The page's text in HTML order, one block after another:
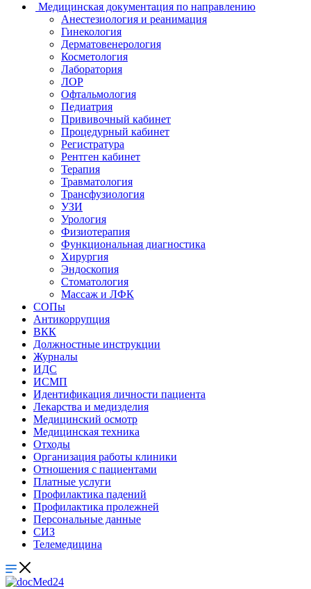
Медицинская документация по направлению
Анестезиология и реанимация
Гинекология
Дерматовенерология
Косметология
Лаборатория
ЛОР
Офтальмология
Педиатрия
Прививочный кабинет
Процедурный кабинет
Регистратура
Рентген кабинет
Терапия
Травматология
Трансфузиология
УЗИ
Урология
Физиотерапия
Функциональная диагностика
Хирургия
Эндоскопия
Стоматология
Массаж и ЛФК
СОПы
Антикоррупция
ВКК
Должностные инструкции
Журналы
ИДС
ИСМП
Идентификация личности пациента
Лекарства и медизделия
Медицинский осмотр
Медицинская техника
Отходы
Организация работы клиники
Отношения с пациентами
Платные услуги
Профилактика падений
Профилактика пролежней
Персональные данные
СИЗ
Телемедицина